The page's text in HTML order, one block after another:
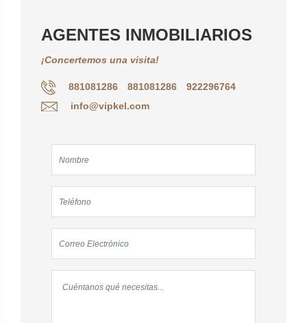
AGENTES INMOBILIARIOS
¡Concertemos una visita!
881081286 881081286
922296764
info@vipkel.com